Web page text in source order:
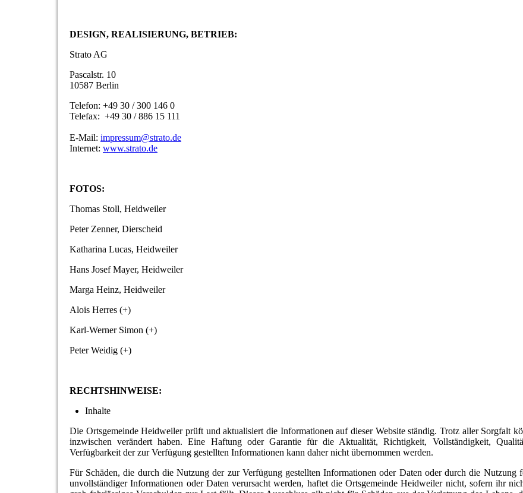
DESIGN, REALISIERUNG, BETRIEB:
Strato AG
Pascalstr. 10
10587 Berlin
Telefon: +49 30 / 300 146 0
Telefax: +49 30 / 886 15 111
E-Mail: impressum@strato.de
Internet: www.strato.de
FOTOS:
Thomas Stoll, Heidweiler
Peter Zenner, Dierscheid
Katharina Lucas, Heidweiler
Hans Josef Mayer, Heidweiler
Marga Heinz, Heidweiler
Alois Herres (+)
Karl-Werner Simon (+)
Peter Weidig (+)
RECHTSHINWEISE:
Inhalte
Die Ortsgemeinde Heidweiler prüft und aktualisiert die Informationen auf dieser Website ständig. Trotz aller Sorgfalt
inzwischen verändert haben. Eine Haftung oder Garantie für die Aktualität, Richtigkeit, Vollständigkeit,
Verfügbarkeit der zur Verfügung gestellten Informationen kann daher nicht übernommen werden.
Für Schäden, die durch die Nutzung der zur Verfügung gestellten Informationen oder Daten oder durch die Nutzung
unvollständiger Informationen oder Daten verursacht werden, haftet die Ortsgemeinde Heidweiler nicht, sofern ihr